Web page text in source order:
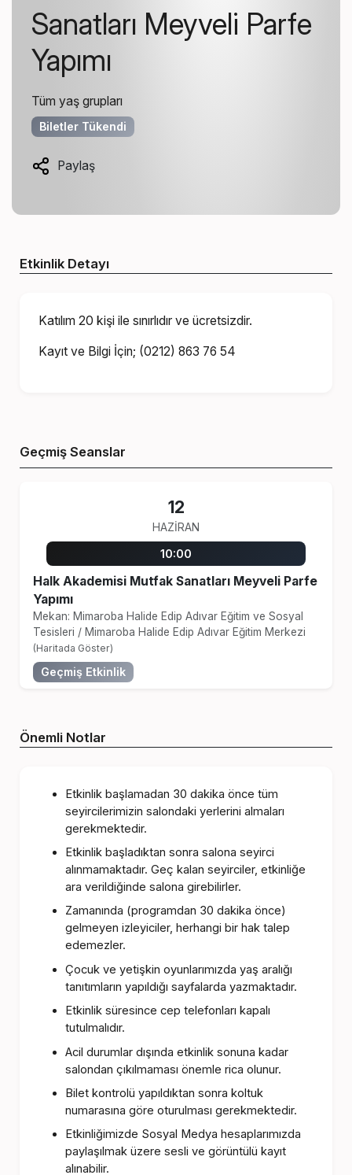
Sanatları Meyveli Parfe
Yapımı
Tüm yaş grupları
Biletler Tükendi
Paylaş
Etkinlik Detayı
Katılım 20 kişi ile sınırlıdır ve ücretsizdir.
Kayıt ve Bilgi İçin; (0212) 863 76 54
Geçmiş Seanslar
12
HAZIRAN
10:00
Halk Akademisi Mutfak Sanatları Meyveli Parfe
Yapımı
Mekan: Mimaroba Halide Edip Adıvar Eğitim ve Sosyal
Tesisleri / Mimaroba Halide Edip Adıvar Eğitim Merkezi
(Haritada Göster)
Geçmiş Etkinlik
Önemli Notlar
Etkinlik başlamadan 30 dakika önce tüm
seyircilerimizin salondaki yerlerini almaları
gerekmektedir.
Etkinlik başladıktan sonra salona seyirci
alınmamaktadır. Geç kalan seyirciler, etkinliğe
ara verildiğinde salona girebilirler.
Zamanında (programdan 30 dakika önce)
gelmeyen izleyiciler, herhangi bir hak talep
edemezler.
Çocuk ve yetişkin oyunlarımızda yaş aralığı
tanıtımların yapıldığı sayfalarda yazmaktadır.
Etkinlik süresince cep telefonları kapalı
tutulmalıdır.
Acil durumlar dışında etkinlik sonuna kadar
salondan çıkılmaması önemle rica olunur.
Bilet kontrolü yapıldıktan sonra koltuk
numarasına göre oturulması gerekmektedir.
Etkinliğimizde Sosyal Medya hesaplarımızda
paylaşılmak üzere sesli ve görüntülü kayıt
alınabilir.